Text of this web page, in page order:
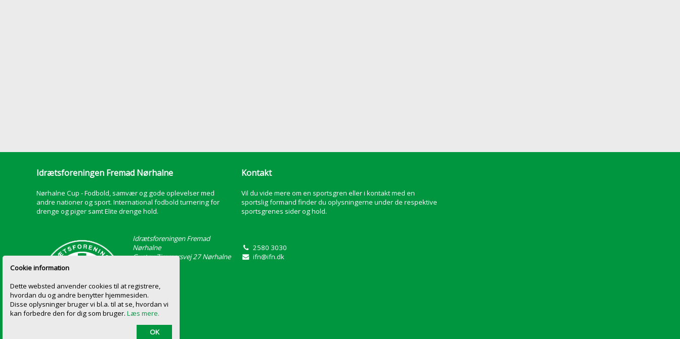
Idrætsforeningen Fremad Nørhalne
Nørhalne Cup - Fodbold, samvær og gode oplevelser med
andre nationer og sport. International fodbold turnering for
drenge og piger samt Elite drenge hold.
Idrætsforeningen Fremad
Nørhalne
Gustav Zimmersvej 27 Nørhalne
Kontakt
Vil du vide mere om en sportsgren eller i kontakt med en
sportslig formand finder du oplysningerne under de respektive
sportsgrenes sider og hold.
2580 3030
ifn@ifn.dk
OK
Cookie information
Dette websted anvender cookies til at registrere,
hvordan du og andre benytter hjemmesiden.
Disse oplysninger bruger vi bl.a. til at se, hvordan vi
kan forbedre den for dig som bruger. Læs mere.